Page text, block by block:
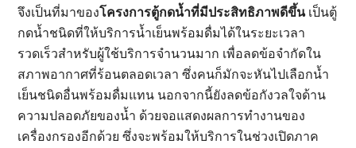
จึงเป็นที่มาของโครงการตู้กดน้ำที่มีประสิทธิภาพดีขึ้น เป็นตู้
กดน้ำชนิดที่ให้บริการน้ำเย็นพร้อมดื่มได้ในระยะเวลา
รวดเร็วสำหรับผู้ใช้บริการจำนวนมาก เพื่อลดข้อจำกัดใน
สภาพอากาศที่ร้อนตลอดเวลา ซึ่งคนก็มักจะหันไปเลือกน้ำ
เย็นชนิดอื่นพร้อมดื่มแทน นอกจากนี้ยังลดข้อกังวลใจด้าน
ความปลอดภัยของน้ำ ด้วยจอแสดงผลการทำงานของ
เครื่องกรองอีกด้วย ซึ่งจะพร้อมให้บริการในช่วงเปิดภาค